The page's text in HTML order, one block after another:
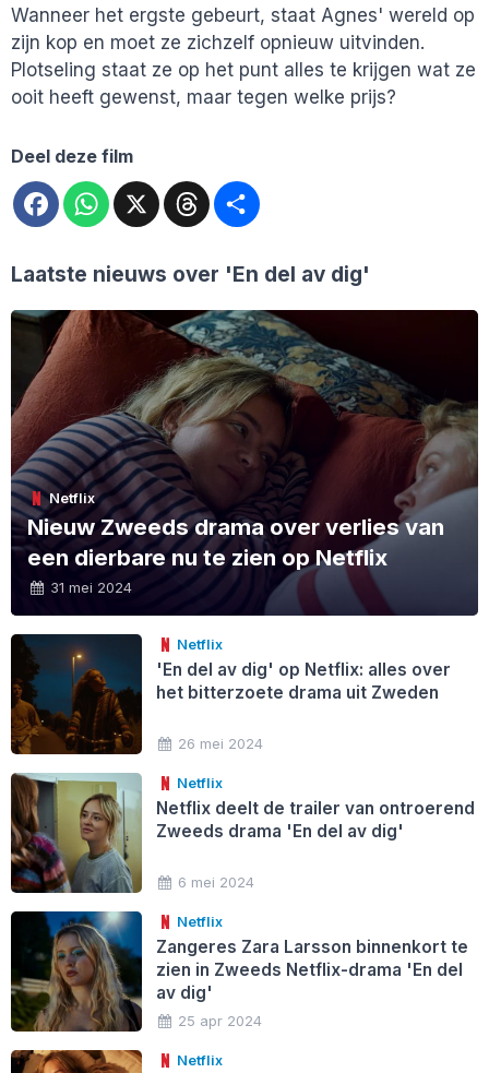
Wanneer het ergste gebeurt, staat Agnes' wereld op
zijn kop en moet ze zichzelf opnieuw uitvinden.
Plotseling staat ze op het punt alles te krijgen wat ze
ooit heeft gewenst, maar tegen welke prijs?
Deel deze film
FacebookWhatsApp
X Threads
Laatste nieuws over 'En del av dig'
Netflix
Nieuw Zweeds drama over verlies van
een dierbare nu te zien op Netflix
31 mei 2024
Netflix
'En del av dig' op Netflix: alles over
het bitterzoete drama uit Zweden
26 mei 2024
Netflix
Netflix deelt de trailer van ontroerend
Zweeds drama 'En del av dig'
6 mei 2024
Netflix
Zangeres Zara Larsson binnenkort te
zien in Zweeds Netflix-drama 'En del
av dig'
25 apr 2024
Netflix